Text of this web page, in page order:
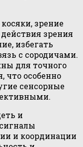
зрение
зрения
избегать
с сородичами.
для точного
что особенно
сенсорные
и
и координации